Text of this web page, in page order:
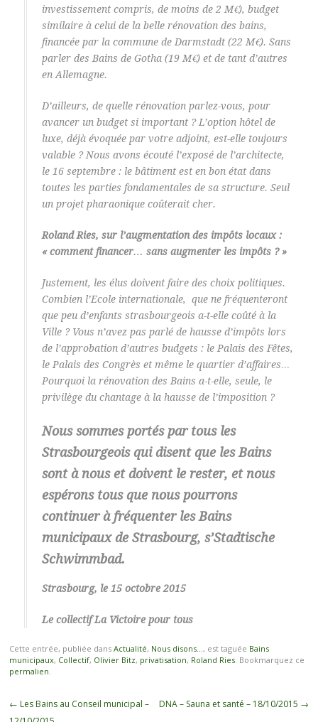
investissement compris, de moins de 2 M€), budget
similaire à celui de la belle rénovation des bains,
financée par la commune de Darmstadt (22 M€). Sans
parler des Bains de Gotha (19 M€) et de tant d’autres
en Allemagne.
D’ailleurs, de quelle rénovation parlez-vous, pour
avancer un budget si important ? L’option hôtel de
luxe, déjà évoquée par votre adjoint, est-elle toujours
valable ? Nous avons écouté l’exposé de l’architecte,
le 16 septembre : le bâtiment est en bon état dans
toutes les parties fondamentales de sa structure. Seul
un projet pharaonique coûterait cher.
Roland Ries, sur l’augmentation des impôts locaux :
« comment financer… sans augmenter les impôts ? »
Justement, les élus doivent faire des choix politiques.
Combien l’Ecole internationale, que ne fréquenteront
que peu d’enfants strasbourgeois a-t-elle coûté à la
Ville ? Vous n’avez pas parlé de hausse d’impôts lors
de l’approbation d’autres budgets : le Palais des Fêtes,
le Palais des Congrès et même le quartier d’affaires…
Pourquoi la rénovation des Bains a-t-elle, seule, le
privilège du chantage à la hausse de l’imposition ?
Nous sommes portés par tous les
Strasbourgeois qui disent que les Bains
sont à nous et doivent le rester, et nous
espérons tous que nous pourrons
continuer à fréquenter les Bains
municipaux de Strasbourg, s’Stadtische
Schwimmbad.
Strasbourg, le 15 octobre 2015
Le collectif La Victoire pour tous
Cette entrée, publiée dans Actualité, Nous disons... , est taguée Bains
municipaux, Collectif, Olivier Bitz, privatisation, Roland Ries. Bookmarquez ce
permalien
Navigation
← Les Bains au Conseil municipal –
DNA – Sauna et santé – 18/10/2015 →